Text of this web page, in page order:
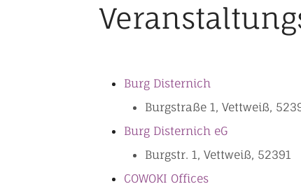
Burg Disternich
Burgstraße 1, Vettweiß,
Burg Disternich eG
Burgstr. 1, Vettweiß, 52391
COWOKI Offices